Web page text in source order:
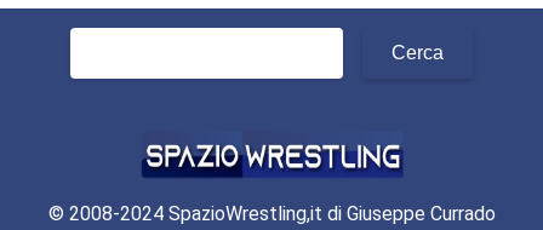
Ricerca
© 2008-2024 SpazioWrestling,it di Giuseppe Currado